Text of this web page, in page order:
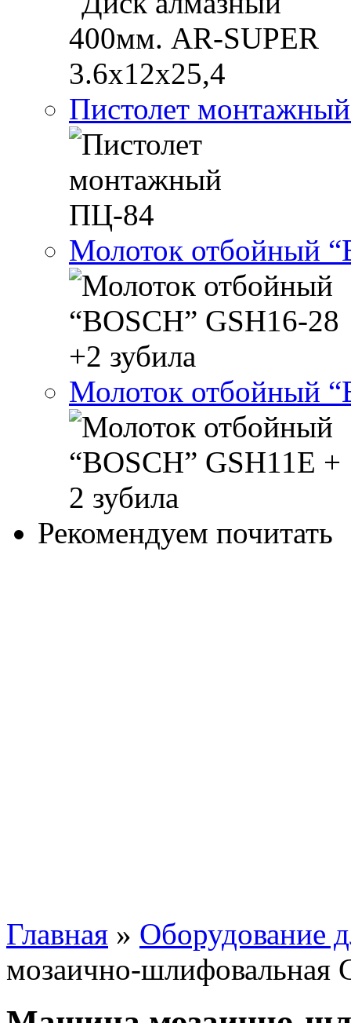
Пистолет
Молоток отбойный
Молоток отбойный
Рекомендуем почитать
Главная » Оборудование
мозаично-шлифовальная